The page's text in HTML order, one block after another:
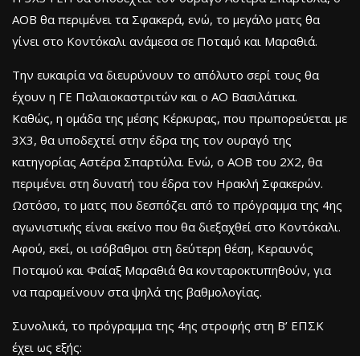
ΑΟΒ θα περιμένει τα Σφακερά, ενώ, το μεγάλο ματς θα
γίνει στο Κοντόκαλι ανάμεσα σε Ποταμό και Μαραθιά.
Την ευκαιρία να διευρύνουν το απόλυτο σερί τους θα
έχουν η ΓΕ Παλαιοκαστριτών και ο ΑΟ Βασιλάτικα.
Καθώς, η ομάδα της μέσης Κέρκυρας, που πρωπορεύεται με
3Χ3, θα υποδεχτεί στην έδρα της τον ουραγό της
κατηγορίας Αστέρα Σπαρτύλα. Ενώ, ο ΑΟΒ του 2Χ2, θα
περιμένει στη δυνατή του έδρα τον Ηρακλή Σφακερών.
Ωστόσο, το ματς που δεσπόζει από το πρόγραμμα της 4ης
αγωνιστικής είναι εκείνο που θα διεξαχθεί στο Κοντόκαλι.
Αφού, εκεί, οι ισόβαθμοι στη δεύτερη θέση, Κεραυνός
Ποταμού και Φαίαξ Μαραθιά θα κονταροκτυπηθούν, για
να παραμείνουν στα ψηλά της βαθμολογίας.
Συνολικά, το πρόγραμμα της 4ης στροφής στη Β’ ΕΠΣΚ
έχει ως εξής: